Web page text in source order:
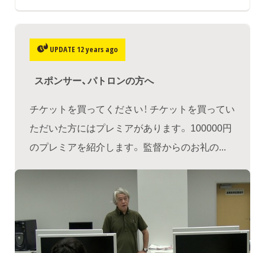
UPDATE 12 years ago
スポンサー、パトロンの方へ
チケットを買ってください！ チケットを買ってい
ただいた方にはプレミアがあります。 100000円
のプレミアを紹介します。 監督からのお礼の...